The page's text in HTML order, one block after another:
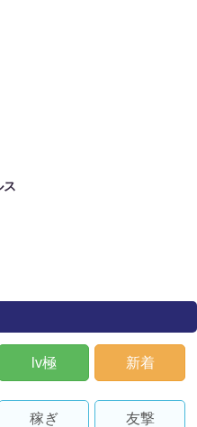
ス
lv極 新着
稼ぎ 友撃